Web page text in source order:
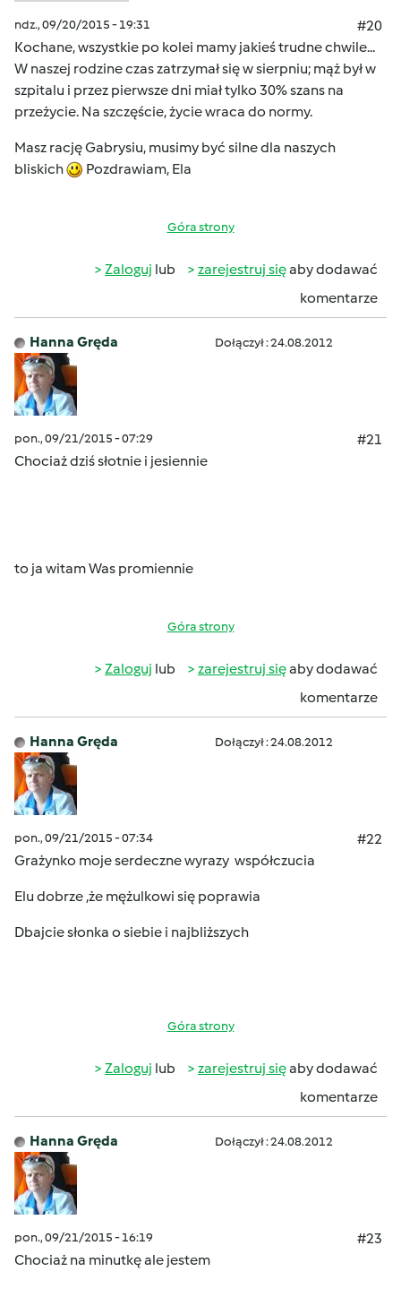
ndz., 09/20/2015 - 19:31
#20
Kochane, wszystkie po kolei mamy jakieś trudne chwile...
W naszej rodzine czas zatrzymał się w sierpniu; mąż był w
szpitalu i przez pierwsze dni miał tylko 30% szans na
przeżycie. Na szczęście, życie wraca do normy.
Masz rację Gabrysiu, musimy być silne dla naszych
bliskich
Pozdrawiam, Ela
Góra strony
Zaloguj lub zarejestruj sięaby dodawać
komentarze
Hanna Gręda Dołączył : 24.08.2012
pon., 09/21/2015 - 07:29
#21
Chociaż dziś słotnie i jesiennie
to ja witam Was promiennie
Góra strony
Zaloguj lub zarejestruj sięaby dodawać
komentarze
Hanna Gręda Dołączył : 24.08.2012
pon., 09/21/2015 - 07:34
#22
Grażynko moje serdeczne wyrazy współczucia
Elu dobrze ,że mężulkowi się poprawia
Dbajcie słonka o siebie i najbliższych
Góra strony
Zaloguj lub zarejestruj sięaby dodawać
komentarze
Hanna Gręda Dołączył : 24.08.2012
pon., 09/21/2015 - 16:19
#23
Chociaż na minutkę ale jestem